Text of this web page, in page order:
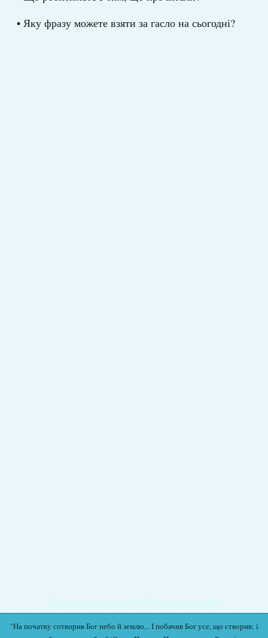
• Яку фразу можете взяти за гасло на сьогодні?
Подати записку на молитву Богослужіння онлайн
"На початку сотворив Бог небо й землю... І побачив Бог усе, що створив: і